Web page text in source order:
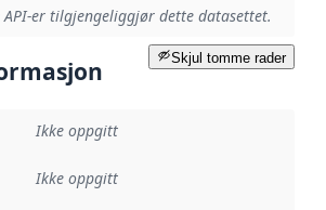
er tilgjengeliggjør dette datasettet.
Skjul tomme rader
Ikke oppgitt
Ikke oppgitt